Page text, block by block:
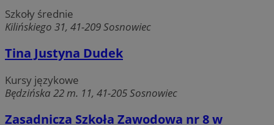
Szkoły średnie
Kilińskiego 31, 41-209 Sosnowiec
Tina Justyna Dudek
Kursy językowe
Będzińska 22 m. 11, 41-205 Sosnowiec
Zasadnicza Szkoła Zawodowa nr 8 w